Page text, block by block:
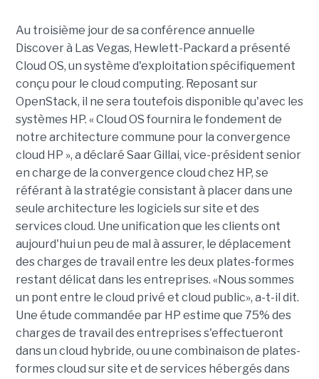
Au troisième jour de sa conférence annuelle
Discover à Las Vegas, Hewlett-Packard a présenté
Cloud OS, un système d'exploitation spécifiquement
conçu pour le cloud computing. Reposant sur
OpenStack, il ne sera toutefois disponible qu'avec les
systèmes HP. « Cloud OS fournira le fondement de
notre architecture commune pour la convergence
cloud HP », a déclaré Saar Gillai, vice-président senior
en charge de la convergence cloud chez HP, se
référant à la stratégie consistant à placer dans une
seule architecture les logiciels sur site et des
services cloud. Une unification que les clients ont
aujourd'hui un peu de mal à assurer, le déplacement
des charges de travail entre les deux plates-formes
restant délicat dans les entreprises. «Nous sommes
un pont entre le cloud privé et cloud public», a-t-il dit.
Une étude commandée par HP estime que 75% des
charges de travail des entreprises s'effectueront
dans un cloud hybride, ou une combinaison de plates-
formes cloud sur site et de services hébergés dans